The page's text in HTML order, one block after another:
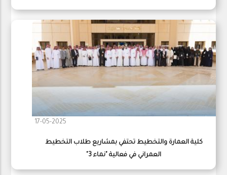
17-05-2025
كلية العمارة والتخطيط تحتفي بمشاريع طلاب التخطيط
العمراني في فعالية "نماء 3"